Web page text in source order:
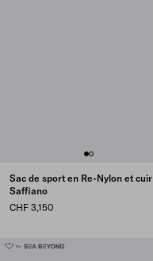
Sac de sport en Re-Nylon et cuir
Saffiano
CHF 3,150